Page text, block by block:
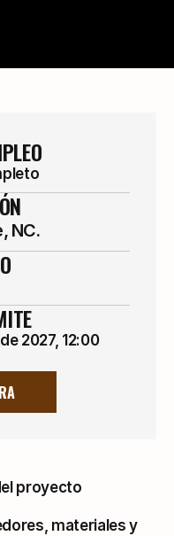
NC.
2027, 12:00
proyecto
materiales y